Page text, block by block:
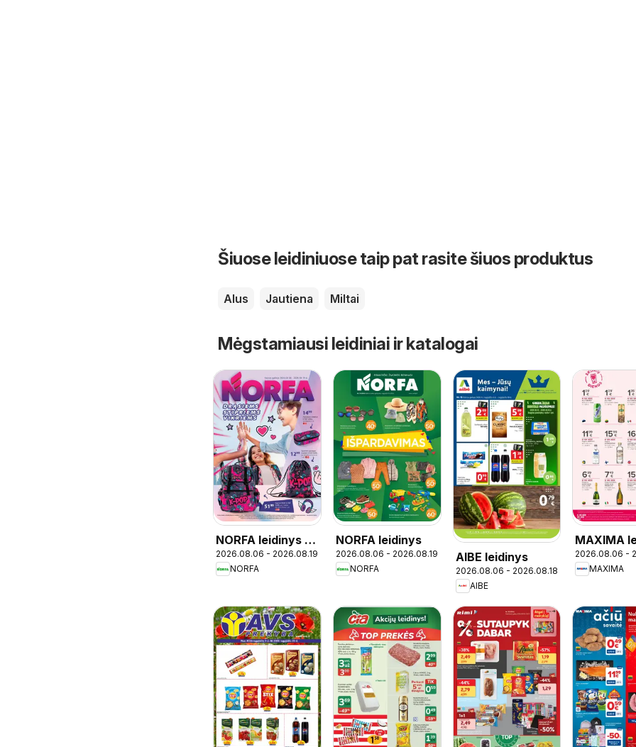
Šiuose leidiniuose taip pat rasite šiuos produktus
Alus Jautiena Miltai
Mėgstamiausi leidiniai ir katalogai
NORFA leidinys -
Mokykla
2026.08.06 - 2026.08.19
NORFA
NORFA leidinys
2026.08.06 - 2026.08.19
NORFA
AIBE leidinys
2026.08.06 - 2026.08.18
AIBE
MAXIMA
- Skonių
2026.08.06 -
MAXIMA